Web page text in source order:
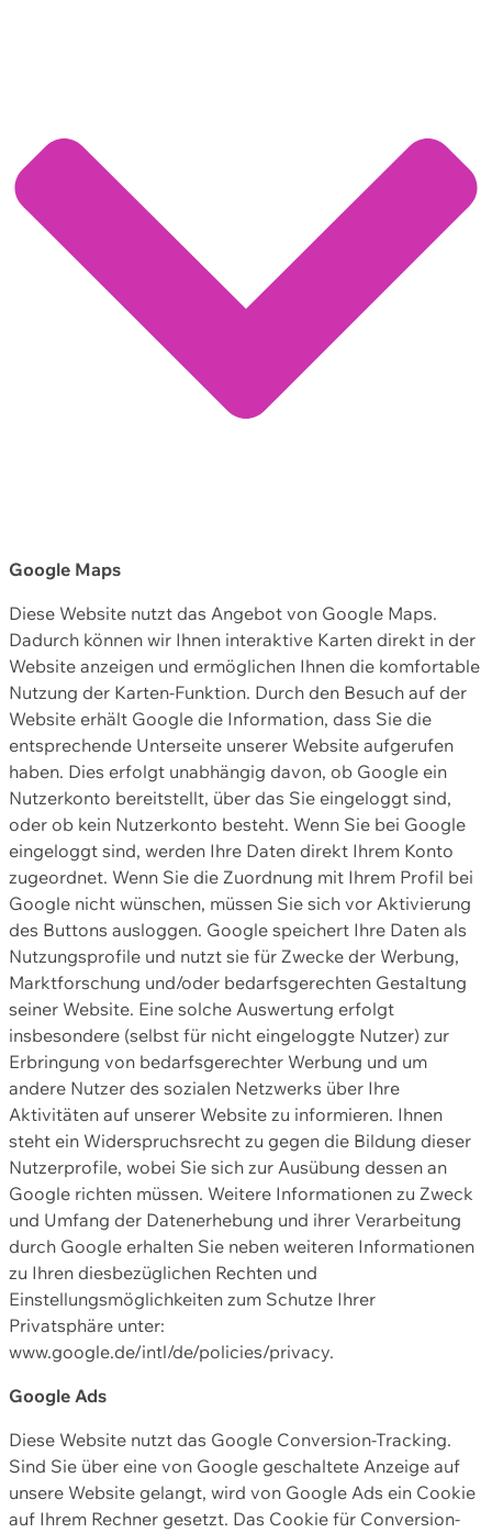
Google Maps
Diese Website nutzt das Angebot von Google Maps.
Dadurch können wir Ihnen interaktive Karten direkt in der
Website anzeigen und ermöglichen Ihnen die komfortable
Nutzung der Karten-Funktion. Durch den Besuch auf der
Website erhält Google die Information, dass Sie die
entsprechende Unterseite unserer Website aufgerufen
haben. Dies erfolgt unabhängig davon, ob Google ein
Nutzerkonto bereitstellt, über das Sie eingeloggt sind,
oder ob kein Nutzerkonto besteht. Wenn Sie bei Google
eingeloggt sind, werden Ihre Daten direkt Ihrem Konto
zugeordnet. Wenn Sie die Zuordnung mit Ihrem Profil bei
Google nicht wünschen, müssen Sie sich vor Aktivierung
des Buttons ausloggen. Google speichert Ihre Daten als
Nutzungsprofile und nutzt sie für Zwecke der Werbung,
Marktforschung und/oder bedarfsgerechten Gestaltung
seiner Website. Eine solche Auswertung erfolgt
insbesondere (selbst für nicht eingeloggte Nutzer) zur
Erbringung von bedarfsgerechter Werbung und um
andere Nutzer des sozialen Netzwerks über Ihre
Aktivitäten auf unserer Website zu informieren. Ihnen
steht ein Widerspruchsrecht zu gegen die Bildung dieser
Nutzerprofile, wobei Sie sich zur Ausübung dessen an
Google richten müssen. Weitere Informationen zu Zweck
und Umfang der Datenerhebung und ihrer Verarbeitung
durch Google erhalten Sie neben weiteren Informationen
zu Ihren diesbezüglichen Rechten und
Einstellungsmöglichkeiten zum Schutze Ihrer
Privatsphäre unter:
www.google.de/intl/de/policies/privacy.
Google Ads
Diese Website nutzt das Google Conversion-Tracking.
Sind Sie über eine von Google geschaltete Anzeige auf
unsere Website gelangt, wird von Google Ads ein Cookie
auf Ihrem Rechner gesetzt. Das Cookie für Conversion-